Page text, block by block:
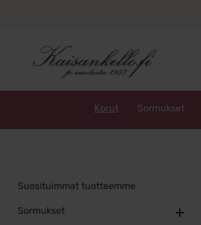
Korut Sormukset
Suosituimmat tuotteemme
Sormukset